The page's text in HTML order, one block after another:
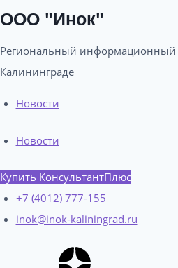
ООО "Инок"
Региональный информационный
Калининграде​
Новости
Новости
Купить КонсультантПлюс
+7 (4012) 777-155
inok@inok-kaliningrad.ru